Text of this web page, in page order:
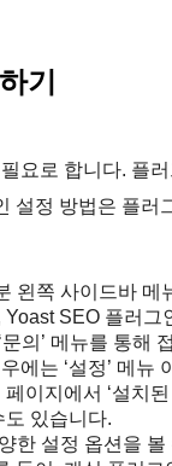
기
요로 합니다. 플
설정 방법은 플러
왼쪽 사이드바 메
SEO 플러그
의’ 메뉴를 통해
에는 ‘설정’ 메뉴
이지에서 ‘설치
도 있습니다.
한 설정 옵션을